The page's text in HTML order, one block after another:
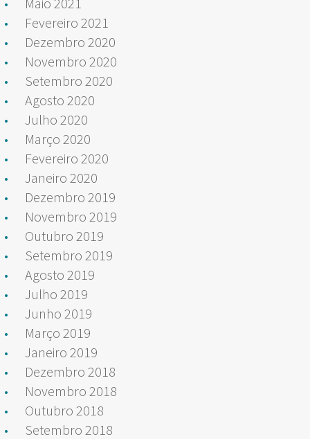
Fevereiro 2021
Dezembro 2020
Novembro 2020
Setembro 2020
Agosto 2020
Julho 2020
Março 2020
Fevereiro 2020
Janeiro 2020
Dezembro 2019
Novembro 2019
Outubro 2019
Setembro 2019
Agosto 2019
Julho 2019
Junho 2019
Março 2019
Janeiro 2019
Dezembro 2018
Novembro 2018
Outubro 2018
Setembro 2018